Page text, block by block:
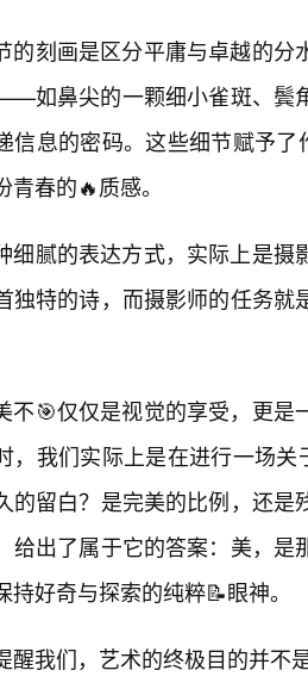
的刻画是区分平庸与卓越的分
如鼻尖的一颗细小雀斑、鬓
信息的密码。这些细节赋予
青春的🔥质感。
细腻的表达方式，实际上是摄
独特的诗，而摄影师的任务
不🎯仅仅是视觉的享受，更
，我们实际上是在进行一场
的留白？是完美的比例，还
给出了属于它的答案：美，
持好奇与探索的纯粹📝眼神。
醒我们，艺术的终极目的并不